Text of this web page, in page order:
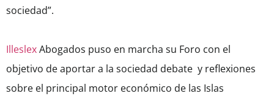
sociedad”.
IlleslexAbogados puso en marcha su Foro con el
objetivo de aportar a la sociedad debate y reflexiones
sobre el principal motor económico de las Islas